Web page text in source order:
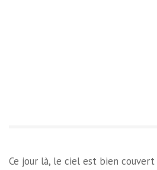
Ce jour là, le ciel est bien